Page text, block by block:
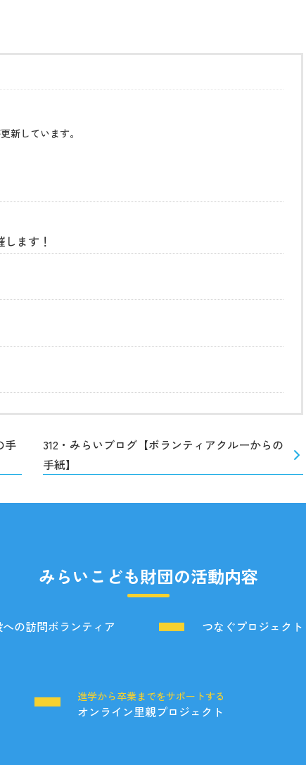
新しています。
ます！
手
312・みらいブログ【ボランティアクルーからの
手紙】
みらいこども財団の活動内容
の訪問ボランティア つなぐプロジェクト
進学から卒業までをサポートする
オンライン里親プロジェクト